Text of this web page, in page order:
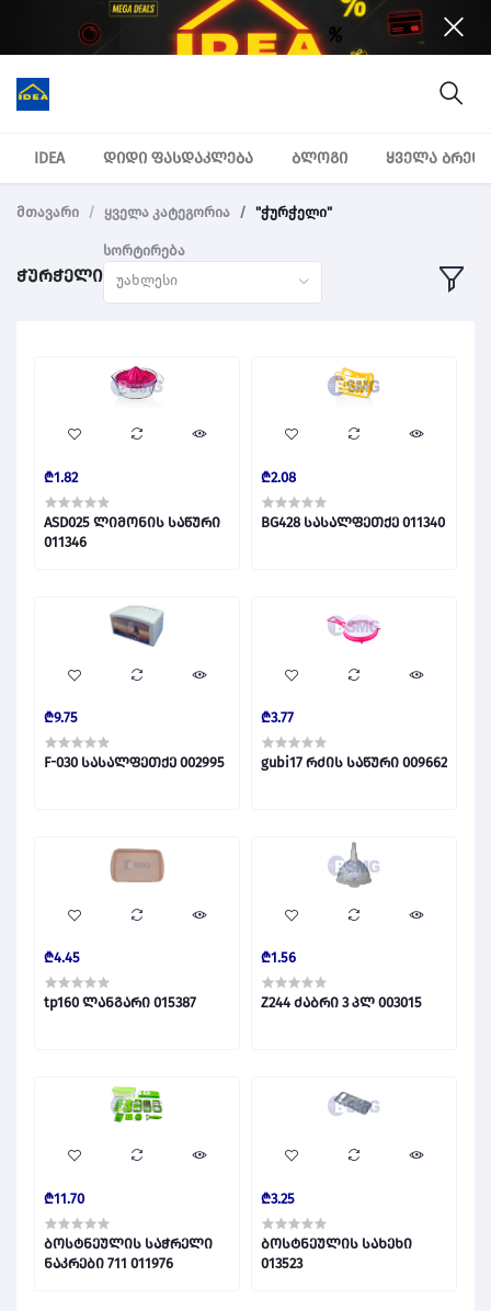
IDEA დიდი ფასდაკლება ბლოგი ყველა
მთავარი ყველა კატეგორია "ჭურჭელი"
ჭურჭელი
სორტირება
უახლესი
₾1.82
ASD025 ლიმონის საწური
011346
₾2.08
BG428 სასალფეთქე 011340
₾9.75
F-030 სასალფეთქე 002995
₾3.77
gubi17 რძის საწური 009662
₾4.45
tp160 ლანგარი 015387
₾1.56
Z244 ძაბრი 3 პლ 003015
₾11.70
ბოსტნეულის საჭრელი
ნაკრები 711 011976
₾3.25
ბოსტნეულის სახეხი
013523